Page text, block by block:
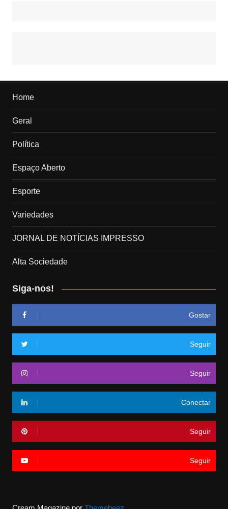
Home
Geral
Política
Espaço Aberto
Esporte
Variedades
JORNAL DE NOTÍCIAS IMPRESSO
Alta Sociedade
Siga-nos!
Gostar
Seguir
Seguir
Conectar
Seguir
Seguir